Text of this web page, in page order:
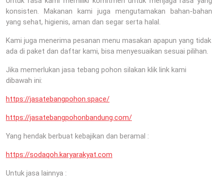
konsisten. Makanan kami juga mengutamakan bahan-bahan
yang sehat, higienis, aman dan segar serta halal.
Kami juga menerima pesanan menu masakan apapun yang tidak
ada di paket dan daftar kami, bisa menyesuaikan sesuai pilihan.
Jika memerlukan jasa tebang pohon silakan klik link kami
dibawah ini:
https://jasatebangpohon.space/
https://jasatebangpohonbandung.com/
Yang hendak berbuat kebajikan dan beramal :
https://sodaqoh.karyarakyat.com
Untuk jasa lainnya :